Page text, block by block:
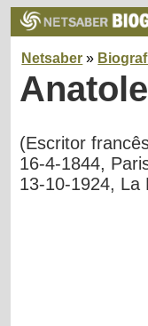
Netsaber »
(Escritor
16-4-1844,
13-10-1924, La